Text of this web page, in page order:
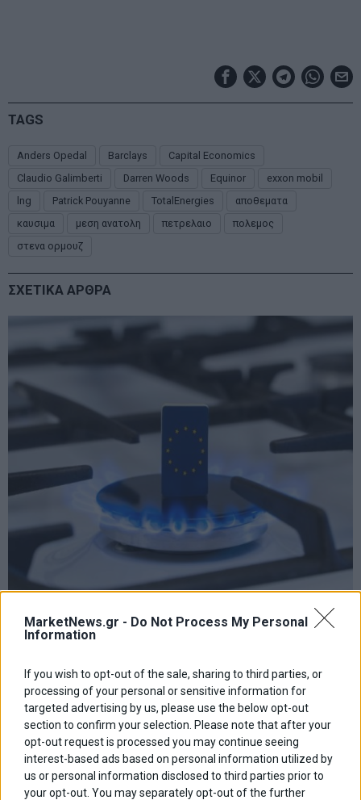
MarketNews.gr - Do Not Process My Personal
Information
If you wish to opt-out of the sale, sharing to third parties, or
processing of your personal or sensitive information for
targeted advertising by us, please use the below opt-out
section to confirm your selection. Please note that after your
opt-out request is processed you may continue seeing
interest-based ads based on personal information utilized by
us or personal information disclosed to third parties prior to
your opt-out. You may separately opt-out of the further
TAGS
Anders Opedal Barclays
Capital Economics
Claudio Galimberti
Darren Woods Equinor
exxon mobil
lng
Patrick Pouyanne TotalEnergies
αποθεματα
καυσιμα
μεση ανατολη πετρελαιο
πολεμος
στενα ορμουζ
ΣΧΕΤΙΚΑ ΑΡΘΡΑ
προετοιμασία της Ευρώπης για τον χειμώνα